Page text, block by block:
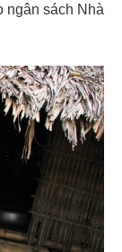
ngân sách Nhà